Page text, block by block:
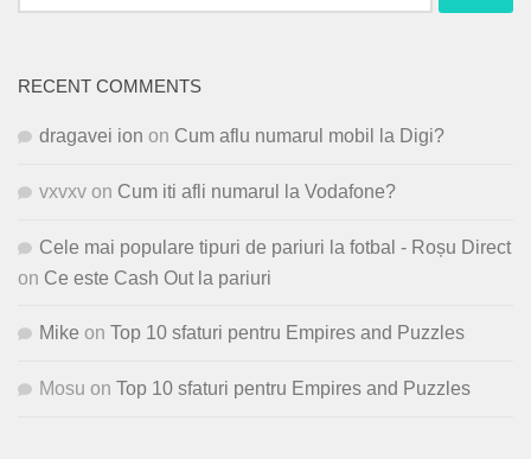
for:
RECENT COMMENTS
dragavei ion on Cum aflu numarul mobil la Digi?
vxvxv on Cum iti afli numarul la Vodafone?
Cele mai populare tipuri de pariuri la fotbal - Roșu Direct
on Ce este Cash Out la pariuri
Mike on Top 10 sfaturi pentru Empires and Puzzles
Mosu on Top 10 sfaturi pentru Empires and Puzzles